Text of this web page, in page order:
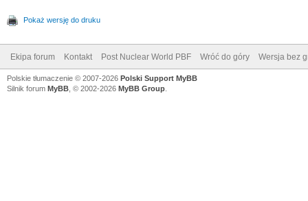
Pokaż wersję do druku
Ekipa forum Kontakt Post Nuclear World PBF Wróć do góry Wersja bez
Polskie tłumaczenie © 2007-2026 Polski Support MyBB
Silnik forum MyBB , © 2002-2026 MyBB Group